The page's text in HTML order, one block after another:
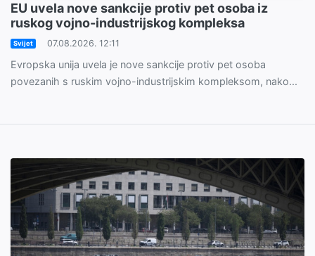
EU uvela nove sankcije protiv pet osoba iz
ruskog vojno-industrijskog kompleksa
Svijet 07.08.2026. 12:11
Evropska unija uvela je nove sankcije protiv pet osoba
povezanih s ruskim vojno-industrijskim kompleksom, nako...